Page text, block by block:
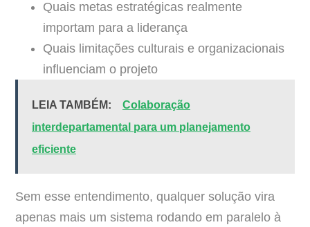
Quais metas estratégicas realmente
importam para a liderança
Quais limitações culturais e organizacionais
influenciam o projeto
LEIA TAMBÉM:
Colaboração
interdepartamental para um planejamento
eficiente
Sem esse entendimento, qualquer solução vira
apenas mais um sistema rodando em paralelo à